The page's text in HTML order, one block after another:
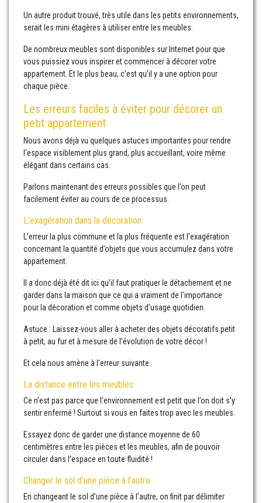
Un autre produit trouvé, très utile dans les petits environnements,
serait les mini étagères à utiliser entre les meubles.
De nombreux meubles sont disponibles sur Internet pour que
vous puissiez vous inspirer et commencer à décorer votre
appartement. Et le plus beau, c’est qu’il y a une option pour
chaque pièce.
Les erreurs faciles à éviter pour décorer un
petit appartement
Nous avons déjà vu quelques astuces importantes pour rendre
l’espace visiblement plus grand, plus accueillant, voire même
élégant dans certains cas.
Parlons maintenant des erreurs possibles que l’on peut
facilement éviter au cours de ce processus.
L’exagération dans la décoration
L’erreur la plus commune et la plus fréquente est l’exagération
concernant la quantité d’objets que vous accumulez dans votre
appartement.
Il a donc déjà été dit ici qu’il faut pratiquer le détachement et ne
garder dans la maison que ce qui a vraiment de l’importance
pour la décoration et comme objets d’usage quotidien.
Astuce : Laissez-vous aller à acheter des objets décoratifs petit
à petit, au fur et à mesure de l’évolution de votre décor !
Et cela nous amène à l’erreur suivante.
La distance entre les meubles
Ce n’est pas parce que l’environnement est petit que l’on doit s’y
sentir enfermé ! Surtout si vous en faites trop avec les meubles.
Essayez donc de garder une distance moyenne de 60
centimètres entre les pièces et les meubles, afin de pouvoir
circuler dans l’espace en toute fluidité !
Changer le sol d’une pièce à l’autre
En changeant le sol d’une pièce à l’autre, on finit par délimiter